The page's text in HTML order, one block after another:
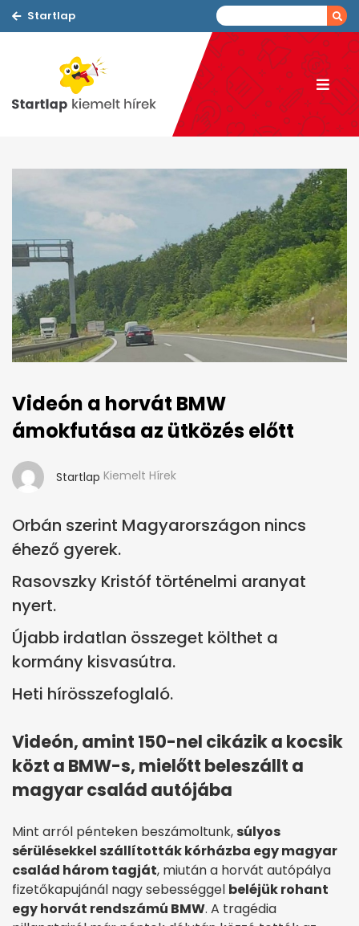
Startlap
Videón a horvát BMW
ámokfutása az ütközés előtt
Startlap Kiemelt Hírek
Orbán szerint Magyarországon nincs
éhező gyerek.
Rasovszky Kristóf történelmi aranyat
nyert.
Újabb irdatlan összeget költhet a
kormány kisvasútra.
Heti hírösszefoglaló.
Videón, amint 150-nel cikázik a kocsik
közt a BMW-s, mielőtt beleszállt a
magyar család autójába
Mint arról pénteken beszámoltunk, súlyos
sérülésekkel szállították kórházba egy magyar
család három tagját, miután a horvát autópálya
fizetőkapujánál nagy sebességgel beléjük rohant
egy horvát rendszámú BMW. A tragédia